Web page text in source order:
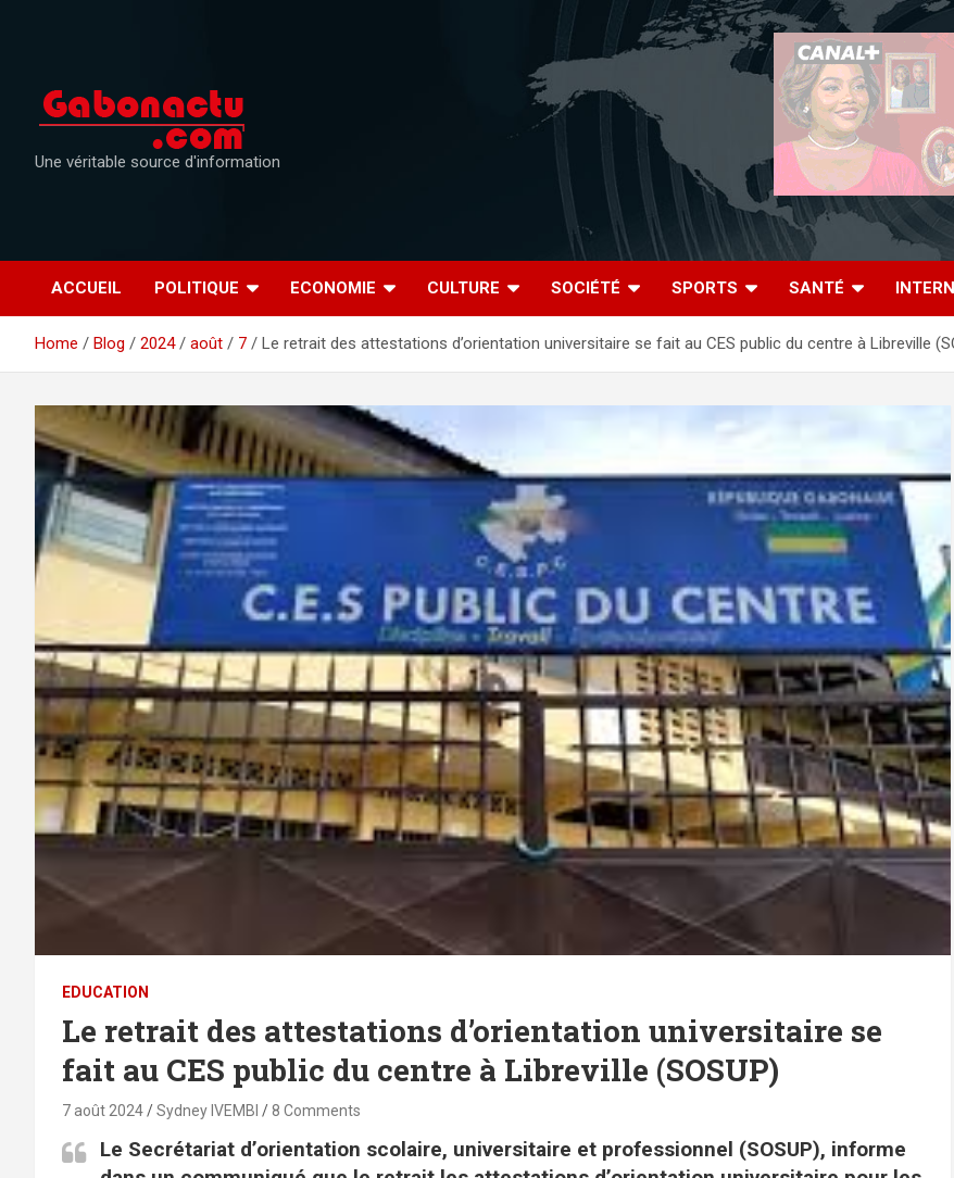
Une véritable source d'information
ACCUEIL POLITIQUE ECONOMIE CULTURE SOCIÉTÉ SPORTS SANTÉ
Home Blog 2024 août 7 Le retrait des attestations d’orientation universitaire se fait au CES public du centre à Libreville
EDUCATION
Le retrait des attestations d’orientation universitaire se
fait au CES public du centre à Libreville (SOSUP)
7 août 2024 Sydney IVEMBI 8 Comments
Le Secrétariat d’orientation scolaire, universitaire et professionnel (SOSUP), informe